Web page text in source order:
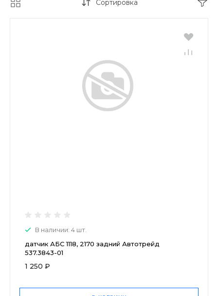
Сортировка
В наличии: 4 шт.
датчик АБС 1118, 2170 задний Автотрейд
537.3843-01
1 250 ₽